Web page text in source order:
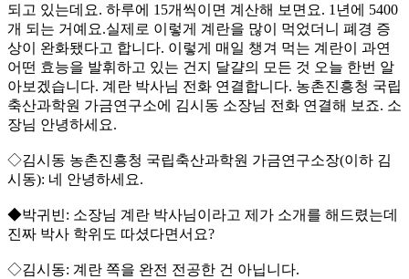
되고 있는데요. 하루에 15개씩이면 계산해 보면요. 1년에 5400
개 되는 거예요.실제로 이렇게 계란을 많이 먹었더니 폐경 증
상이 완화됐다고 합니다. 이렇게 매일 챙겨 먹는 계란이 과연
어떤 효능을 발휘하고 있는 건지 달걀의 모든 것 오늘 한번 알
아보겠습니다. 계란 박사님 전화 연결합니다. 농촌진흥청 국립
축산과학원 가금연구소에 김시동 소장님 전화 연결해 보죠. 소
장님 안녕하세요.
◇김시동 농촌진흥청 국립축산과학원 가금연구소장(이하 김
시동): 네 안녕하세요.
◆박귀빈: 소장님 계란 박사님이라고 제가 소개를 해드렸는데
진짜 박사 학위도 따셨다면서요?
◇김시동: 계란 쪽을 완전 전공한 건 아닙니다.